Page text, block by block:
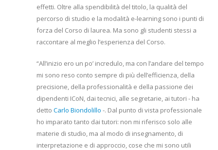
effetti. Oltre alla spendibilità del titolo, la qualità del
percorso di studio e la modalità e-learning sono i punti di
forza del Corso di laurea. Ma sono gli studenti stessi a
raccontare al meglio l’esperienza del Corso.
“All’inizio ero un po’ incredulo, ma con l’andare del tempo
mi sono reso conto sempre di più dell’efficienza, della
precisione, della professionalità e della passione dei
dipendenti ICoN, dai tecnici, alle segretarie, ai tutori - ha
detto Carlo Biondolillo -. Dal punto di vista professionale
ho imparato tanto dai tutori: non mi riferisco solo alle
materie di studio, ma al modo di insegnamento, di
interpretazione e di approccio, cose che mi sono utili